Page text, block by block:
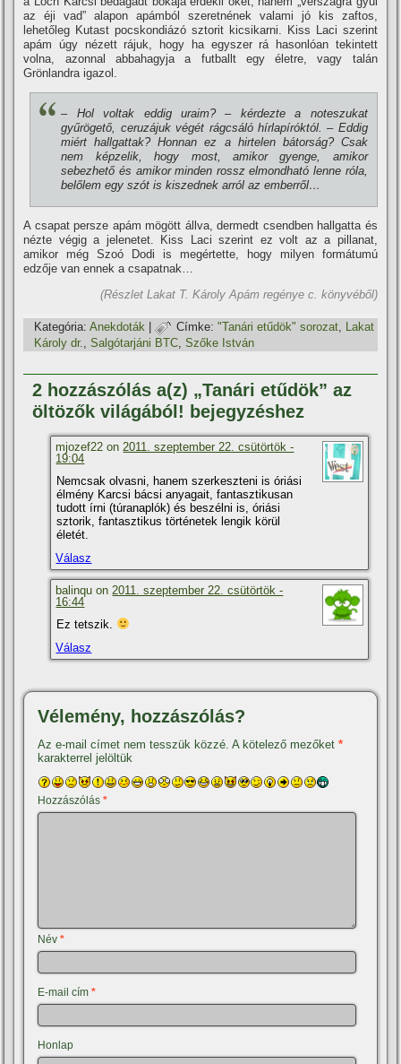
az éji vad” alapon apámból szeretnének valami jó kis zaftos,
lehetőleg Kutast pocskondiázó sztorit kicsikarni. Kiss Laci szerint
apám úgy nézett rájuk, hogy ha egyszer rá hasonlóan tekintett
volna, azonnal abbahagyja a futballt egy életre, vagy talán
Grönlandra igazol.
– Hol voltak eddig uraim? – kérdezte a noteszukat
gyűrögető, ceruzájuk végét rágcsáló hí­rlapí­róktól. – Eddig
miért hallgattak? Honnan ez a hirtelen bátorság? Csak
nem képzelik, hogy most, amikor gyenge, amikor
sebezhető és amikor minden rossz elmondható lenne róla,
belőlem egy szót is kiszednek arról az emberről…
A csapat persze apám mögött állva, dermedt csendben hallgatta és
nézte végig a jelenetet. Kiss Laci szerint ez volt az a pillanat,
amikor még Szoó Dodi is megértette, hogy milyen formátumú
edzője van ennek a csapatnak…
(Részlet Lakat T. Károly Apám regénye c. könyvéből)
Kategória: Anekdoták | Címke: "Tanári etűdök" sorozat, Lakat
Károly dr.,Salgótarjáni BTC,Szőke István
2 hozzászólás a(z) „Tanári etűdök” az
öltözők világából! bejegyzéshez
mjozef22 on2011. szeptember 22. csütörtök -
19:04
Nemcsak olvasni, hanem szerkeszteni is óriási
élmény Karcsi bácsi anyagait, fantasztikusan
tudott í­rni (túranaplók) és beszélni is, óriási
sztorik, fantasztikus történetek lengik körül
életét.
Válasz
balinqu on2011. szeptember 22. csütörtök -
16:44
Ez tetszik.
Válasz
Vélemény, hozzászólás?
Az e-mail címet nem tesszük közzé. A kötelező mezőket*
karakterrel jelöltük
Hozzászólás*
Név*
E-mail cím*
Honlap